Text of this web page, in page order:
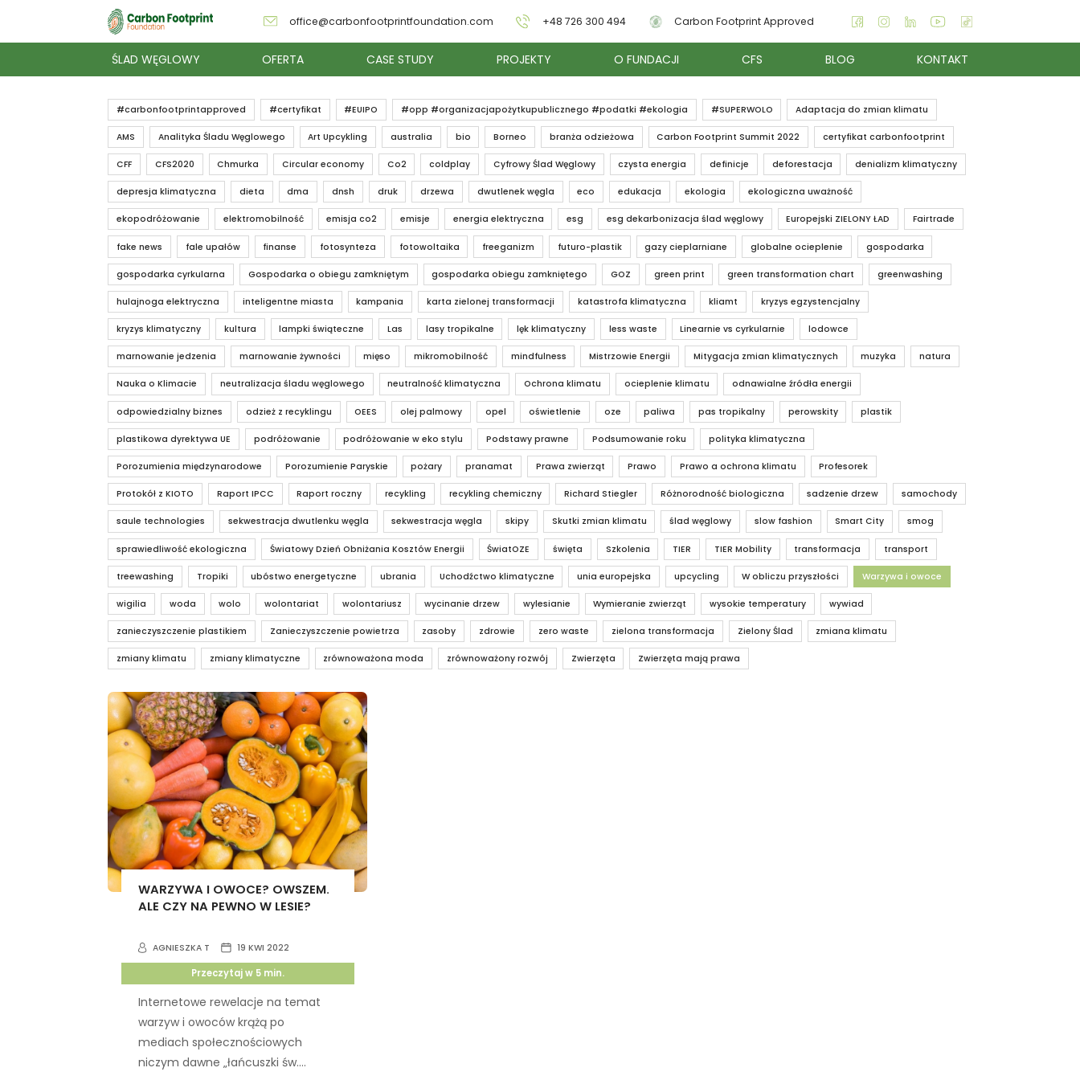
office@carbonfootprintfoundation.com +48 726 300 494 Carbon Footprint Approved
ŚLAD WĘGLOWY OFERTA CASE STUDY PROJEKTY O FUNDACJI CFS BLOG KONTAKT
#carbonfootprintapproved #certyfikat #EUIPO #opp #organizacjapożytkupublicznego #podatki #ekologia #SUPERWOLO Adaptacja do zmian klimatu
AMS Analityka Śladu Węglowego Art Upcykling australia bio Borneo branża odzieżowa Carbon Footprint Summit 2022 certyfikat carbonfootprint
CFF CFS2020 Chmurka Circular economy Co2 coldplay Cyfrowy Ślad Węglowy czysta energia definicje deforestacja denializm klimatyczny
depresja klimatyczna dieta dma dnsh druk drzewa dwutlenek węgla eco edukacja ekologia ekologiczna uważność
ekopodróżowanie elektromobilność emisja co2 emisje energia elektryczna esg esg dekarbonizacja ślad węglowy Europejski ZIELONY ŁAD Fairtrade
fake news fale upałów finanse fotosynteza fotowoltaika freeganizm futuro-plastik gazy cieplarniane globalne ocieplenie gospodarka
gospodarka cyrkularna Gospodarka o obiegu zamkniętym gospodarka obiegu zamkniętego GOZ green print green transformation chart greenwashing
hulajnoga elektryczna inteligentne miasta kampania karta zielonej transformacji katastrofa klimatyczna kliamt kryzys egzystencjalny
kryzys klimatyczny kultura lampki świąteczne Las lasy tropikalne lęk klimatyczny less waste Linearnie vs cyrkularnie lodowce
marnowanie jedzenia marnowanie żywności mięso mikromobilność mindfulness Mistrzowie Energii Mitygacja zmian klimatycznych muzyka natura
Nauka o Klimacie neutralizacja śladu węglowego neutralność klimatyczna Ochrona klimatu ocieplenie klimatu odnawialne źródła energii
odpowiedzialny biznes odzież z recyklingu OEES olej palmowy opel oświetlenie oze paliwa pas tropikalny perowskity plastik
plastikowa dyrektywa UE podróżowanie podróżowanie w eko stylu Podstawy prawne Podsumowanie roku polityka klimatyczna
Porozumienia międzynarodowe Porozumienie Paryskie pożary pranamat Prawa zwierząt Prawo Prawo a ochrona klimatu Profesorek
Protokół z KIOTO Raport IPCC Raport roczny recykling recykling chemiczny Richard Stiegler Różnorodność biologiczna sadzenie drzew samochody
saule technologies sekwestracja dwutlenku węgla sekwestracja węgla skipy Skutki zmian klimatu ślad węglowy slow fashion Smart City smog
sprawiedliwość ekologiczna Światowy Dzień Obniżania Kosztów Energii ŚwiatOZE święta Szkolenia TIER TIER Mobility transformacja transport
treewashing Tropiki ubóstwo energetyczne ubrania Uchodźctwo klimatyczne unia europejska upcycling W obliczu przyszłości Warzywa i owoce
wigilia woda wolo wolontariat wolontariusz wycinanie drzew wylesianie Wymieranie zwierząt wysokie temperatury wywiad
zanieczyszczenie plastikiem Zanieczyszczenie powietrza zasoby zdrowie zero waste zielona transformacja Zielony Ślad zmiana klimatu
zmiany klimatu zmiany klimatyczne zrównoważona moda zrównoważony rozwój Zwierzęta Zwierzęta mają prawa
WARZYWA I OWOCE? OWSZEM.
ALE CZY NA PEWNO W LESIE?
AGNIESZKA T 19 KWI 2022
Przeczytaj w 5 min.
Internetowe rewelacje na temat
warzyw i owoców krążą po
mediach społecznościowych
niczym dawne „łańcuszki św....